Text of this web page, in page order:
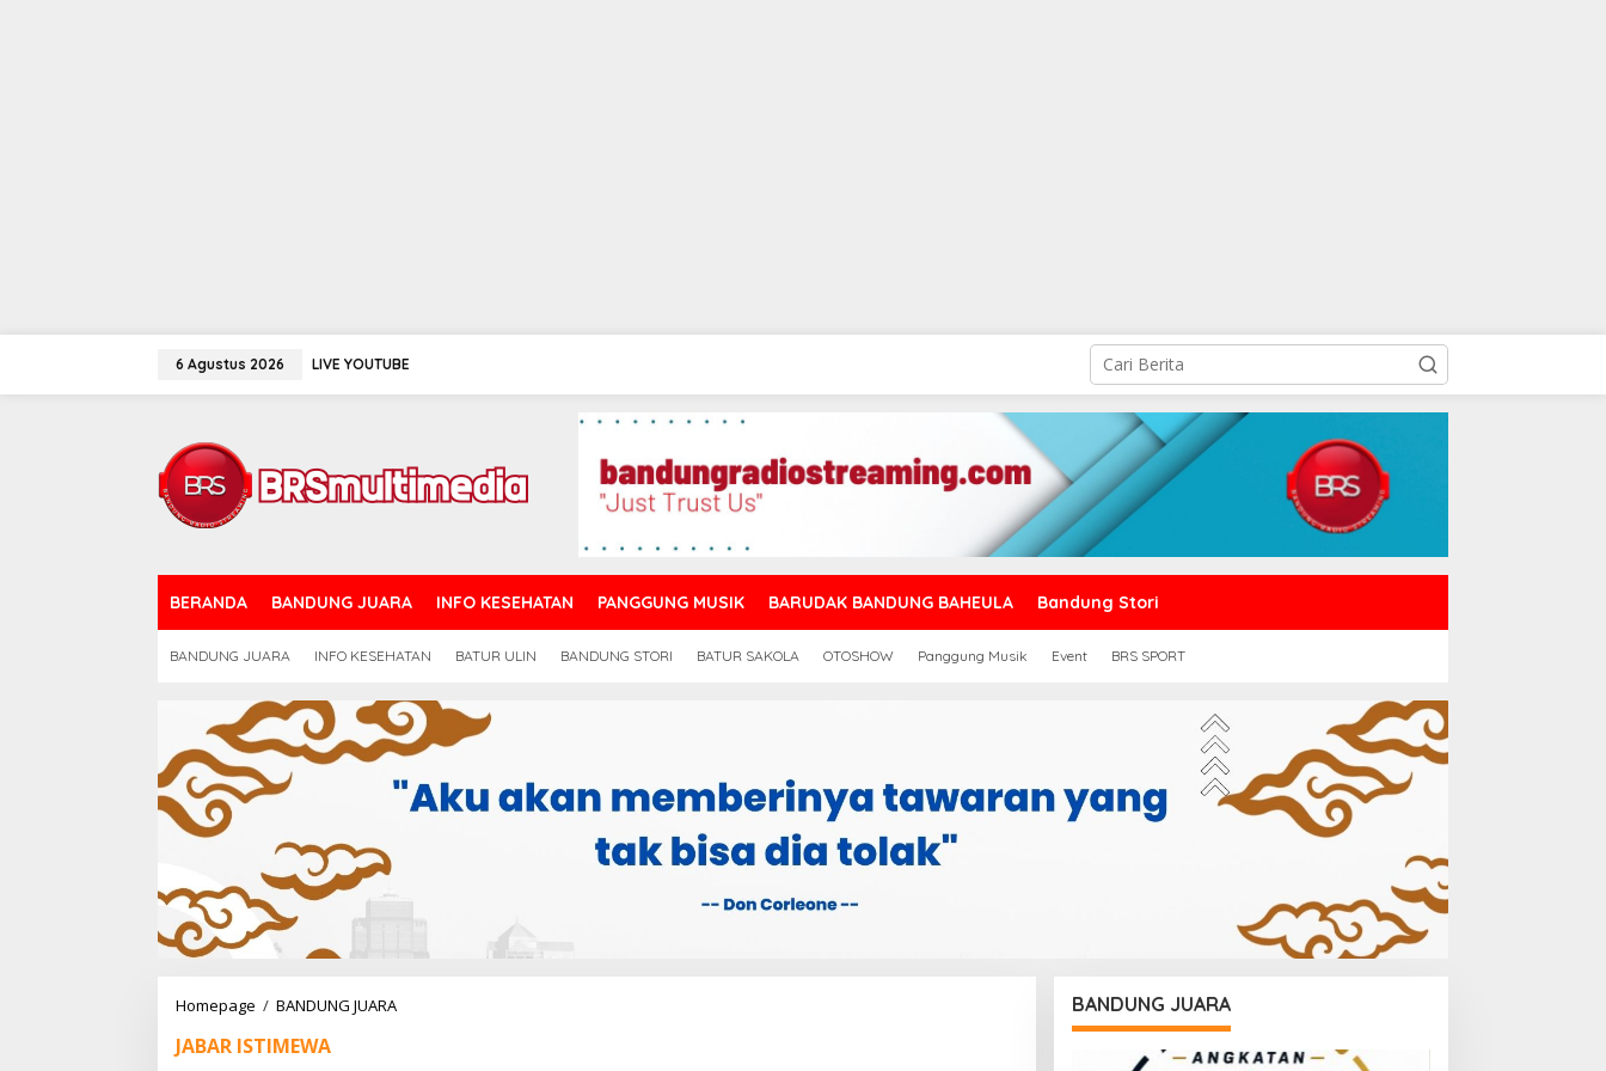
6 Agustus 2026 LIVE YOUTUBE
BERANDA BANDUNG JUARA INFO KESEHATAN PANGGUNG MUSIK BARUDAK BANDUNG BAHEULA Bandung Stori
BANDUNG JUARA INFO KESEHATAN BATUR ULIN BANDUNG STORI BATUR SAKOLA OTOSHOW Panggung Musik Event BRS SPORT
Homepage / BANDUNG JUARAIni
JABAR ISTIMEWA
BANDUNG JUARA